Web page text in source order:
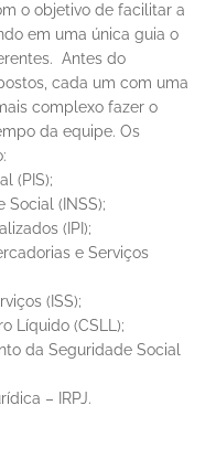
o objetivo de facilitar a
em uma única guia o
Antes do
cada um com uma
complexo fazer o
da equipe. Os
(PIS);
(INSS);
(IPI);
e Serviços
(ISS);
Líquido (CSLL);
da Seguridade Social
– IRPJ.